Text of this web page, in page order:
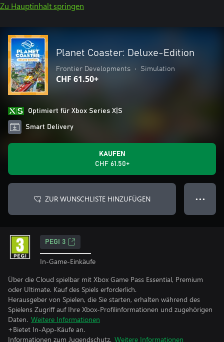
Zu Hauptinhalt springen
Planet Coaster: Deluxe-Edition
Frontier Developments • Simulation
CHF 61.50+
Optimiert für Xbox Series X|S
Smart Delivery
KAUFEN
CHF 61.50+
ZUR WUNSCHLISTE HINZUFÜGEN ● ● ●
PEGI 3
In-Game-Einkäufe
Über die Cloud spielbar mit Xbox Game Pass Essential, Premium
oder Ultimate. Kauf des Spiels erforderlich.
Herausgeber von Spielen, die Sie starten, erhalten während des
Spielens Zugriff auf Ihre Xbox-Profilinformationen und zugehörigen
Daten. Weitere Informationen
+Bietet In-App-Käufe an.
Informationen zum Jugendschutz. Weitere Informationen